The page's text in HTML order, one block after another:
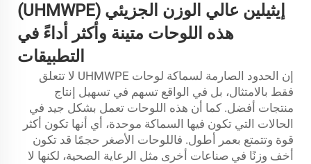
إيثيلين عالي الوزن الجزيئي (UHMWPE)
هذه اللوحات متينة وأكثر أداءً في
التطبيقات
إن الحدود الصارمة لسماكة لوحات UHMWPE لا تتعلق
فقط بالامتثال، بل في الواقع تسهم في تسهيل إنتاج
منتجات أفضل. كما أن هذه اللوحات تعمل بشكل جيد في
الحالات التي تكون فيها السماكة موحدة، أي أنها تكون أكثر
قوة وتتمتع بعمر أطول. فاللوحات الأصغر حجمًا قد تكون
أخف وزنًا في صناعات أخرى مثل الرعاية الصحية، لكنها لا